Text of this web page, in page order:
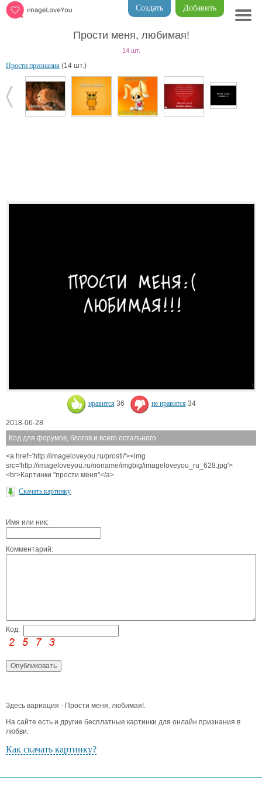
Добавить
Создать
Прости меня, любимая!
14 шт.
Прости признания (14 шт.)
нравится 36 не нравится 34
2018-06-28
Код для форумов, блогов и всего остального
<a href='http://imageloveyou.ru/prosti/'><img
src='http://imageloveyou.ru/noname/imgbig/imageloveyou_ru_628.jpg'>
<br>Картинки "прости меня"</a>
Скачать картинку
Имя или ник:
Комментарий:
Код:
Здесь вариация - Прости меня, любимая!.
На сайте есть и другие бесплатные картинки для онлайн признания в
любви.
Как скачать картинку?